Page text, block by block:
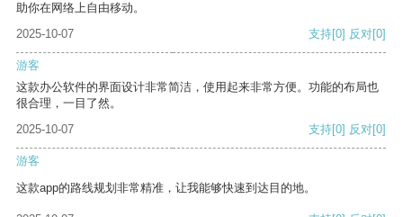
助你在网络上自由移动。
2025-10-07
支持[0] 反对[0]
游客
这款办公软件的界面设计非常简洁，使用起来非常方便。功能的布局也
很合理，一目了然。
2025-10-07
支持[0] 反对[0]
游客
这款app的路线规划非常精准，让我能够快速到达目的地。